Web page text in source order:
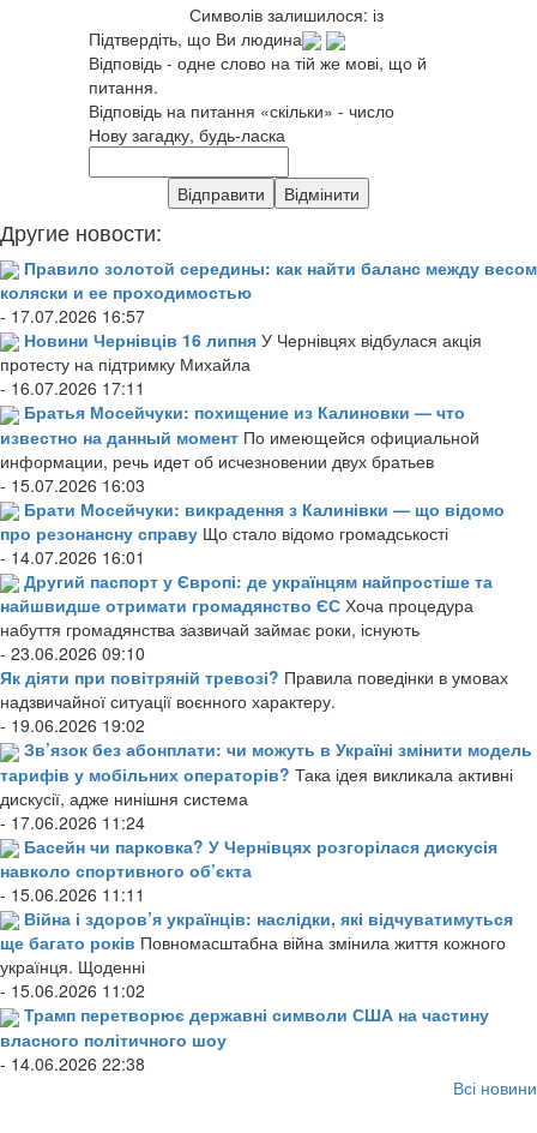
Символів залишилося: із
Підтвердіть, що Ви людина
Відповідь - одне слово на тій же мові, що й
питання.
Відповідь на питання «скільки» - число
Нову загадку, будь-ласка
Другие новости:
Правило золотой середины: как найти баланс между весом
коляски и ее проходимостью
- 17.07.2026 16:57
Новини Чернівців 16 липня У Чернівцях відбулася акція
протесту на підтримку Михайла
- 16.07.2026 17:11
Братья Мосейчуки: похищение из Калиновки — что
известно на данный момент По имеющейся официальной
информации, речь идет об исчезновении двух братьев
- 15.07.2026 16:03
Брати Мосейчуки: викрадення з Калинівки — що відомо
про резонансну справу Що стало відомо громадськості
- 14.07.2026 16:01
Другий паспорт у Європі: де українцям найпростіше та
найшвидше отримати громадянство ЄС Хоча процедура
набуття громадянства зазвичай займає роки, існують
- 23.06.2026 09:10
Як діяти при повітряній тревозі? Правила поведінки в умовах
надзвичайної ситуації воєнного характеру.
- 19.06.2026 19:02
Зв’язок без абонплати: чи можуть в Україні змінити модель
тарифів у мобільних операторів? Така ідея викликала активні
дискусії, адже нинішня система
- 17.06.2026 11:24
Басейн чи парковка? У Чернівцях розгорілася дискусія
навколо спортивного об’єкта
- 15.06.2026 11:11
Війна і здоров’я українців: наслідки, які відчуватимуться
ще багато років Повномасштабна війна змінила життя кожного
українця. Щоденні
- 15.06.2026 11:02
Трамп перетворює державні символи США на частину
власного політичного шоу
- 14.06.2026 22:38
Всі новини